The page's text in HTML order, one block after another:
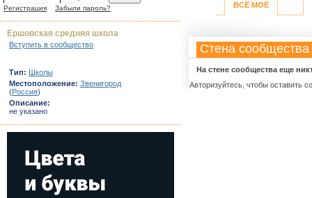
Регистрация Забыли пароль? ВСЁ МОЁ
Стена сообщества
На стене сообщества еще
Авторизуйтесь, чтобы оставить
Ершовская средняя школа
Вступить в сообщество
Тип: Школы
Местоположение: Звенигород
(Россия)
Описание:
не указано